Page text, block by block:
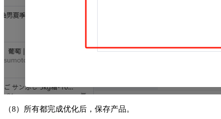
（8） 所有都完成优化后，保存产品。